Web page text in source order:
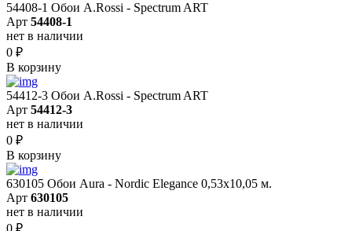
54408-1 Обои A.Rossi - Spectrum ART
Арт 54408-1
нет в наличии
0 ₽
В корзину
54412-3 Обои A.Rossi - Spectrum ART
Арт 54412-3
нет в наличии
0 ₽
В корзину
630105 Обои Aura - Nordic Elegance 0,53x10,05 м.
Арт 630105
нет в наличии
0 ₽